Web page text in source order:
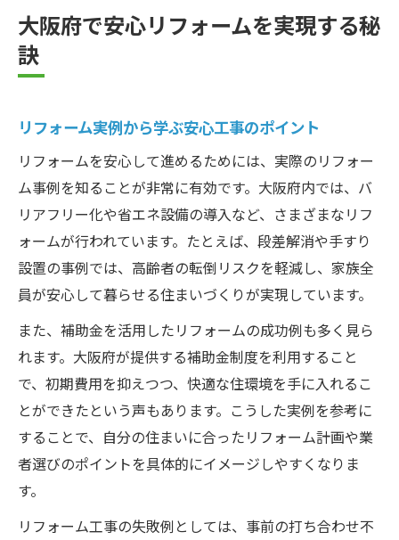
ツ
信頼を築くライセンス制度の最新解説
識
リフォームで安心できる認定制度の見極め
方
リフォーム事例から見る信頼性の判断基準
リフォーム比較に役立つライセンス情報の
リフォームネットで公的認定業者を探す方
法
予算に合わせた工事内容の見極め方
リフォーム値段別にできる工事範囲を解説
リフォーム事例から学ぶ予算別の選択肢
リフォームとリノベーションの費用感比較
大阪府で安心リフォームを実現する秘
訣
リフォーム実例から学ぶ安心工事のポイント
リフォームを安心して進めるためには、実際のリフォー
ム事例を知ることが非常に有効です。大阪府内では、バ
リアフリー化や省エネ設備の導入など、さまざまなリフ
ォームが行われています。たとえば、段差解消や手すり
設置の事例では、高齢者の転倒リスクを軽減し、家族全
員が安心して暮らせる住まいづくりが実現しています。
また、補助金を活用したリフォームの成功例も多く見ら
れます。大阪府が提供する補助金制度を利用すること
で、初期費用を抑えつつ、快適な住環境を手に入れるこ
とができたという声もあります。こうした実例を参考に
することで、自分の住まいに合ったリフォーム計画や業
者選びのポイントを具体的にイメージしやすくなりま
す。
リフォーム工事の失敗例としては、事前の打ち合わせ不